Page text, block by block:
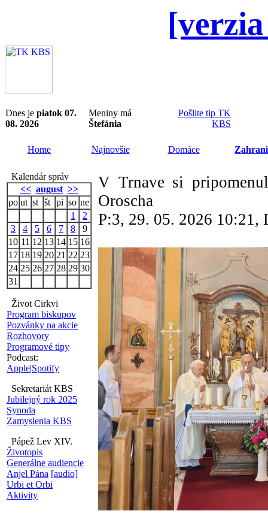
Dnes je piatok 07.
08. 2026
Meniny má
Štefánia
Pošlite tip TK
KBS
Home Najnovšie Domáce
Kalendár správ
<< august >>
po ut st št pi so ne
1
2
3
4 5 6 7 8
9
10 11 12 13 14 15 16
17 18 19 20 21 22 23
24 25 26 27 28 29 30
31
Život Cirkvi
Program biskupov
Pozvánky na akcie
Rozhovory
Programové tipy
Podcast:
Apple|Spotify
Sekretariát KBS
Jubilejný rok 2025
Synoda
Zamyslenia KBS
Pápež Lev XIV.
Životopis
Generálne audiencie
Anjel Pána [audio]
Urbi et Orbi
Aktivity
V Trnave si
Oroscha
P:3, 29. 05. 2026 10:21,